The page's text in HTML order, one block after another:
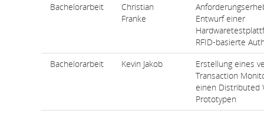
Bachelorarbeit
Christian
Franke
Entwurf einer
RFID-basierte
Bachelorarbeit
Kevin Jakob
Erstellung eines
Transaction
einen Distributed
Prototypen